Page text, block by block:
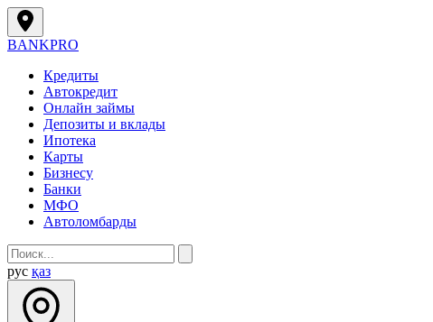
BANKPRO
Кредиты
Автокредит
Онлайн займы
Депозиты и вклады
Ипотека
Карты
Бизнесу
Банки
МФО
Автоломбарды
рус қаз